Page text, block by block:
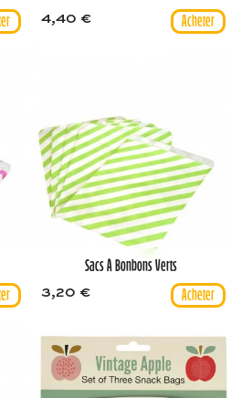
4,40 €
Sacs À Bonbons Verts
3,20 €